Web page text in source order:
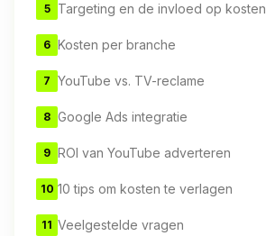
5 Targeting en de invloed op kosten
6 Kosten per branche
7 YouTube vs. TV-reclame
8 Google Ads integratie
9 ROI van YouTube adverteren
10 10 tips om kosten te verlagen
11 Veelgestelde vragen